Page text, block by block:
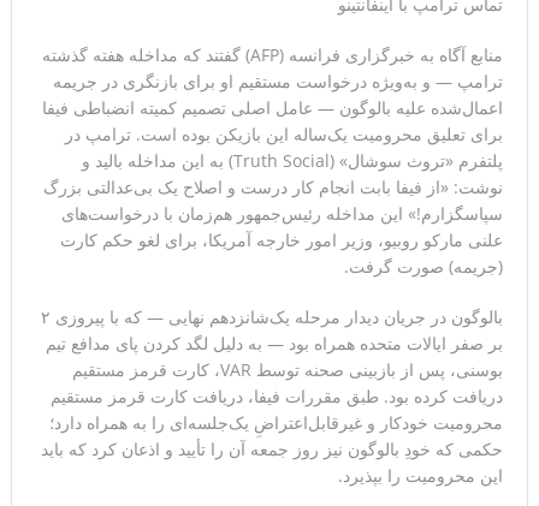
همچنان پابرجاست
ایران؛ واکنش ترامپ و معاونش به اقدام تفرقه‌افکنان/سفر
ژنرال منیر به عربستان
مقاله: اپوزیسیون بی‌راه‌حل؛ وقتی دشمنی با پهلوی جای نجات
ایران را می‌گیرد
۱۰ تریلیون دلار؛ چگونه جرایم سایبری به سومین اقتصاد بزرگ
جهان تبدیل شد؟
ترامپ: پیروزی عبدال السید اسرائیل‌ستیز، خبر خوبی برای
جمهوری‌خواهان است
منابع آگاه به خبرگزاری فرانسه (AFP) گفتند که مداخله هفته گذشته
ترامپ — و به‌ویژه درخواست مستقیم او برای بازنگری در جریمه
اعمال‌شده علیه بالوگون — عامل اصلی تصمیم کمیته انضباطی فیفا
برای تعلیق محرومیت یک‌ساله این بازیکن بوده است. ترامپ در
پلتفرم «تروث سوشال» (Truth Social) به این مداخله بالید و
نوشت: «از فیفا بابت انجام کار درست و اصلاح یک بی‌عدالتی بزرگ
سپاسگزارم!» این مداخله رئیس‌جمهور هم‌زمان با درخواست‌های
علنی مارکو روبیو، وزیر امور خارجه آمریکا، برای لغو حکم کارت
(جریمه) صورت گرفت.
بالوگون در جریان دیدار مرحله یک‌شانزدهم نهایی — که با پیروزی ۲
بر صفر ایالات متحده همراه بود — به دلیل لگد کردن پای مدافع تیم
بوسنی، پس از بازبینی صحنه توسط VAR، کارت قرمز مستقیم
دریافت کرده بود. طبق مقررات فیفا، دریافت کارت قرمز مستقیم
محرومیت خودکار و غیرقابل‌اعتراضِ یک‌جلسه‌ای را به همراه دارد؛
حکمی که خودِ بالوگون نیز روز جمعه آن را تأیید و اذعان کرد که باید
این محرومیت را بپذیرد.